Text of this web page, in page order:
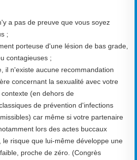
a pas de preuve que vous soyez
;
porteuse d'une lésion de bas grade,
contagieuses ;
il n'existe aucune recommandation
concernant la sexualité avec votre
(en dehors de
de prévention d'infections
car même si votre partenaire
lors des actes buccaux
le risque que lui-même développe une
proche de zéro. (Congrès